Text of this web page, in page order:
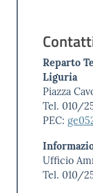
Reparto
Liguria
Piazza
Tel. 010/
PEC:
Ufficio
Tel. 010/